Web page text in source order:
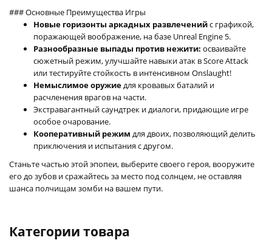
### Основные Преимущества Игры
Новые горизонты аркадных развлеченийс графикой,
поражающей воображение, на базе Unreal Engine 5.
Разнообразные выпады против нежити: осваивайте
сюжетный режим, улучшайте навыки атак в Score Attack
или тестируйте стойкость в интенсивном Onslaught!
Немыслимое оружиедля кровавых баталий и
расчленения врагов на части.
Экстравагантный саундтрек и диалоги, придающие игре
особое очарование.
Кооперативный режим для двоих, позволяющий делить
приключения и испытания с другом.
Станьте частью этой эпопеи, выберите своего героя, вооружите
его до зубов и сражайтесь за место под солнцем, не оставляя
шанса полчищам зомби на вашем пути.
Категории товара